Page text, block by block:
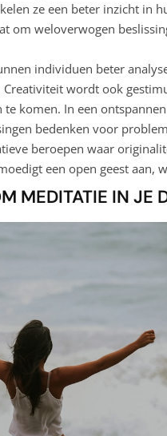
ze een beter inzicht in
om weloverwogen
individuen beter
Creativiteit wordt ook
komen. In een
bedenken voor
beroepen waar
een open geest aan,
MEDITATIE IN JE